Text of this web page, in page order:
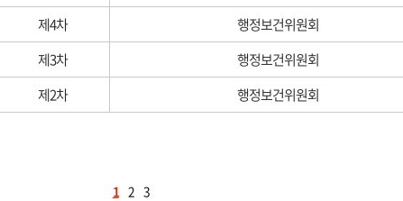
제4차 행정보건위원회
제3차 행정보건위원회
제2차 행정보건위원회
1 2 3